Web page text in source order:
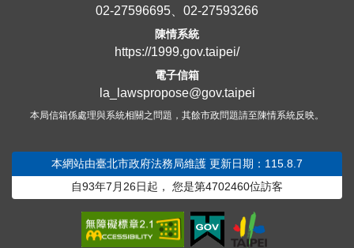
02-27596695、02-27593266
陳情系統
https://1999.gov.taipei/
電子信箱
la_lawspropose@gov.taipei
本局信箱係處理與系統相關之問題，其餘市政問題請至陳情系統反映。
本網站由臺北市政府法務局維護 更新日期：115.8.7
自93年7月26日起， 您是第4702460位訪客